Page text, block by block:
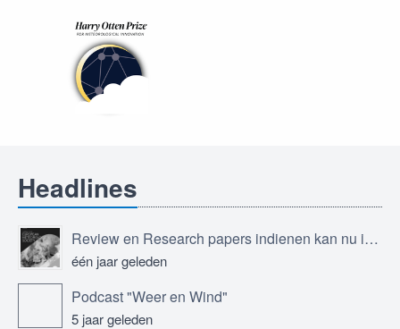
Headlines
Review en Research papers indienen kan nu in Journal of the European Meteorological Society
één jaar geleden
Podcast "Weer en Wind"
5 jaar geleden